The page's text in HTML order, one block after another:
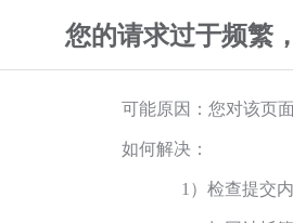
您的请求过于频繁
可能原因：您对该页
如何解决：
1）检查提交